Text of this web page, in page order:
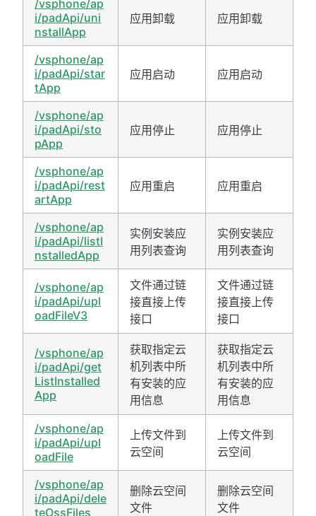
/vsphone/ap
i/padApi/uni
nstallApp
应用卸载 应用卸载
/vsphone/ap
i/padApi/star
tApp
应用启动 应用启动
/vsphone/ap
i/padApi/sto
pApp
应用停止 应用停止
/vsphone/ap
i/padApi/rest
artApp
应用重启 应用重启
/vsphone/ap
i/padApi/listI
nstalledApp
实例安装应
用列表查询
实例安装应
用列表查询
/vsphone/ap
i/padApi/upl
oadFileV3
文件通过链
接直接上传
接口
文件通过链
接直接上传
接口
/vsphone/ap
i/padApi/get
ListInstalled
App
获取指定云
机列表中所
有安装的应
用信息
获取指定云
机列表中所
有安装的应
用信息
/vsphone/ap
i/padApi/upl
oadFile
上传文件到
云空间
上传文件到
云空间
/vsphone/ap
i/padApi/dele
teOssFiles
删除云空间
文件
删除云空间
文件